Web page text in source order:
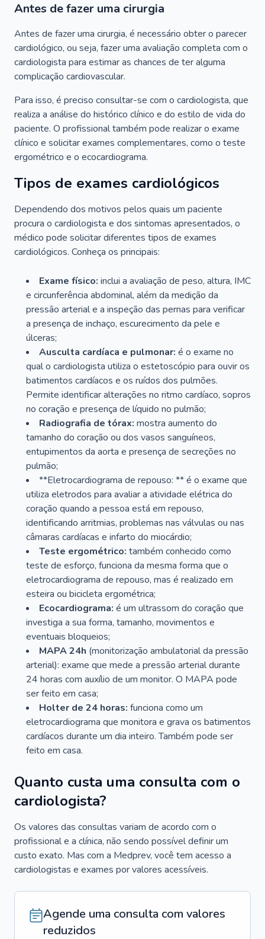
Antes de fazer uma cirurgia
Antes de fazer uma cirurgia, é necessário obter o parecer
cardiológico, ou seja, fazer uma avaliação completa com o
cardiologista para estimar as chances de ter alguma
complicação cardiovascular.
Para isso, é preciso consultar-se com o cardiologista, que
realiza a análise do histórico clínico e do estilo de vida do
paciente. O profissional também pode realizar o exame
clínico e solicitar exames complementares, como o teste
ergométrico e o ecocardiograma.
Tipos de exames cardiológicos
Dependendo dos motivos pelos quais um paciente
procura o cardiologista e dos sintomas apresentados, o
médico pode solicitar diferentes tipos de exames
cardiológicos. Conheça os principais:
Exame físico: inclui a avaliação de peso, altura, IMC
e circunferência abdominal, além da medição da
pressão arterial e a inspeção das pernas para verificar
a presença de inchaço, escurecimento da pele e
úlceras;
Ausculta cardíaca e pulmonar: é o exame no
qual o cardiologista utiliza o estetoscópio para ouvir os
batimentos cardíacos e os ruídos dos pulmões.
Permite identificar alterações no ritmo cardíaco, sopros
no coração e presença de líquido no pulmão;
Radiografia de tórax: mostra aumento do
tamanho do coração ou dos vasos sanguíneos,
entupimentos da aorta e presença de secreções no
pulmão;
**Eletrocardiograma de repouso: ** é o exame que
utiliza eletrodos para avaliar a atividade elétrica do
coração quando a pessoa está em repouso,
identificando arritmias, problemas nas válvulas ou nas
câmaras cardíacas e infarto do miocárdio;
Teste ergométrico: também conhecido como
teste de esforço, funciona da mesma forma que o
eletrocardiograma de repouso, mas é realizado em
esteira ou bicicleta ergométrica;
Ecocardiograma: é um ultrassom do coração que
investiga a sua forma, tamanho, movimentos e
eventuais bloqueios;
MAPA 24h (monitorização ambulatorial da pressão
arterial): exame que mede a pressão arterial durante
24 horas com auxílio de um monitor. O MAPA pode
ser feito em casa;
Holter de 24 horas: funciona como um
eletrocardiograma que monitora e grava os batimentos
cardíacos durante um dia inteiro. Também pode ser
feito em casa.
Quanto custa uma consulta com o
cardiologista?
Os valores das consultas variam de acordo com o
profissional e a clínica, não sendo possível definir um
custo exato. Mas com a Medprev, você tem acesso a
cardiologistas e exames por valores acessíveis.
Agende uma consulta com valores
reduzidos